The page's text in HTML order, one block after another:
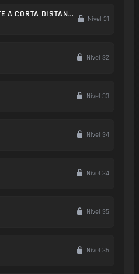
SILENCIADOR DE COMBATE A CORTA DISTANCIA
Nivel 31
Nivel 32
Nivel 33
Nivel 34
Nivel 34
Nivel 35
Nivel 36